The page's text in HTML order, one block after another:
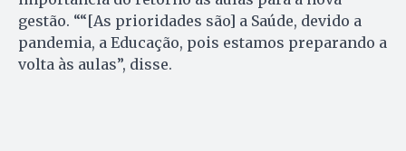
gestão. ““[As prioridades são] a Saúde, devido a
pandemia, a Educação, pois estamos preparando a
volta às aulas”, disse.